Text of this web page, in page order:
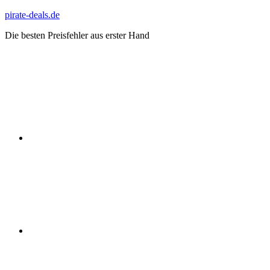
Zum
springen
pirate-deals.de
Die besten Preisfehler aus erster Hand